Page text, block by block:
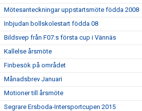
Mötesanteckningar uppstartsmöte födda 2008
Inbjudan bollskolestart födda 08
Bildsvep från F07:s första cup i Vännäs
Kallelse årsmöte
Finbesök på området
Månadsbrev Januari
Motioner till årsmöte
Segrare Ersboda-Intersportcupen 2015